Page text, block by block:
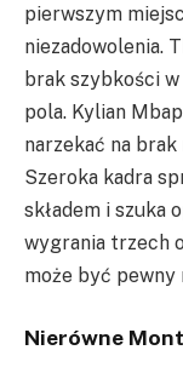
pierwszym
niezadowolenia.
brak szybkości
pola. Kylian
narzekać na
Szeroka kadra
składem i szuka
wygrania trzech
może być pewny
Nierówne